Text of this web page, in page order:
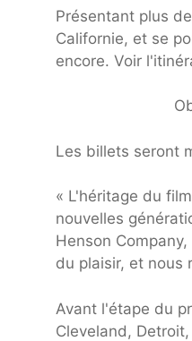
Présentant plus
Californie, et se
encore. Voir
Les billets seront
« L'héritage du
nouvelles
Henson
du plaisir, et nous
Avant l'étape du
Cleveland,